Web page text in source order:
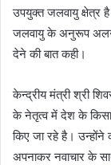
उपयुक्त जलवायु क्षेत्र
जलवायु के अनुरूप
देने की बात कही।
केन्द्रीय मंत्री श्री
के नेतृत्व में देश के
किए जा रहे है।
अपनाकर नवाचार के